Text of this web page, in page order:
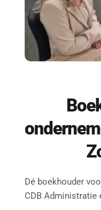
Dé boekhouder
CDB Administratie